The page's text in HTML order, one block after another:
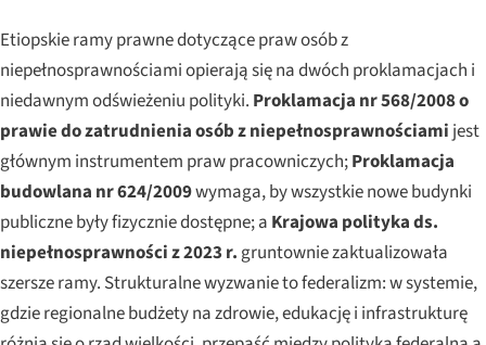
Etiopskie ramy prawne dotyczące praw osób z
niepełnosprawnościami opierają się na dwóch proklamacjach i
niedawnym odświeżeniu polityki. Proklamacja nr 568/2008 o
prawie do zatrudnienia osób z niepełnosprawnościami jest
głównym instrumentem praw pracowniczych;Proklamacja
budowlana nr 624/2009wymaga, by wszystkie nowe budynki
publiczne były fizycznie dostępne; a Krajowa polityka ds.
niepełnosprawności z 2023 r.gruntownie zaktualizowała
szersze ramy. Strukturalne wyzwanie to federalizm: w systemie,
gdzie regionalne budżety na zdrowie, edukację i infrastrukturę